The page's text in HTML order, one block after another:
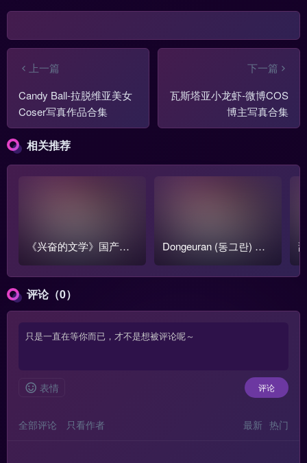
上一篇
Candy Ball-拉脱维亚美女
Coser写真作品合集
下一篇
瓦斯塔亚小龙虾-微博COS
博主写真合集
相关推荐
《兴奋的文学》国产跳
蛋阅读1-3季全集【含番
外篇】
Dongeuran (동그란) 写
真COS作品原图合集
评论（0）
表情 评论
全部评论 只看作者 最新 热门